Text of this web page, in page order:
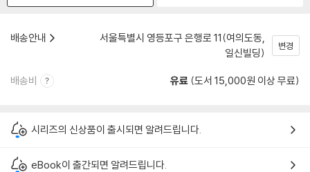
배송안내
서울특별시 영등포구 은행로 11(여의도동,
일신빌딩)
변경
배송비 유료 (도서 15,000원 이상 무료)
시리즈의 신상품이 출시되면 알려드립니다.
eBook이 출간되면 알려드립니다.